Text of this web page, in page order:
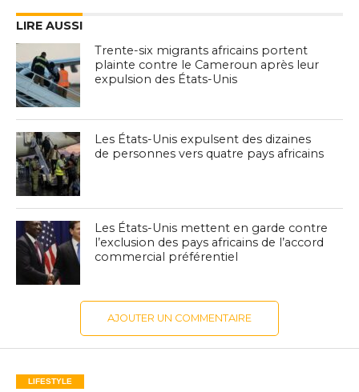
LIRE AUSSI
Trente-six migrants africains portent
plainte contre le Cameroun après leur
expulsion des États-Unis
Les États-Unis expulsent des dizaines
de personnes vers quatre pays africains
Les États-Unis mettent en garde contre
l’exclusion des pays africains de l’accord
commercial préférentiel
AJOUTER UN COMMENTAIRE
LIFESTYLE